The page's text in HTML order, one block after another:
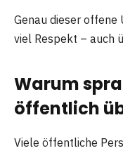
Genau dieser offene
viel Respekt – auch
Warum
öffentlich
Viele öffentliche